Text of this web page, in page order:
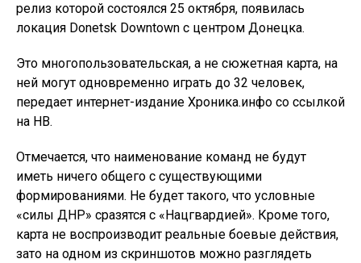
релиз которой состоялся 25 октября, появилась
локация Donetsk Downtown с центром Донецка.
Это многопользовательская, а не сюжетная карта, на
ней могут одновременно играть до 32 человек,
передает интернет-издание Хроника.инфо со ссылкой
на НВ.
Отмечается, что наименование команд не будут
иметь ничего общего с существующими
формированиями. Не будет такого, что условные
«силы ДНР» сразятся с «Нацгвардией». Кроме того,
карта не воспроизводит реальные боевые действия,
зато на одном из скриншотов можно разглядеть